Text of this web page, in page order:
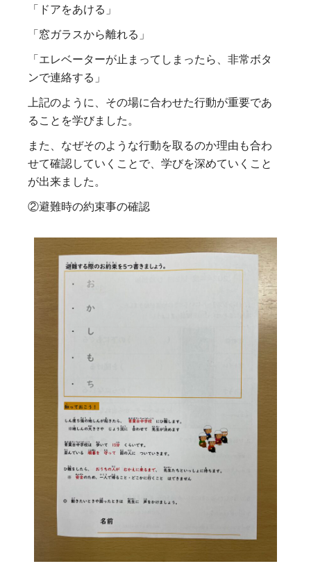
「ドアをあける」
「窓ガラスから離れる」
「エレベーターが止まってしまったら、非常ボタ
ンで連絡する」
上記のように、その場に合わせた行動が重要であ
ることを学びました。
また、なぜそのような行動を取るのか理由も合わ
せて確認していくことで、学びを深めていくこと
が出来ました。
②避難時の約束事の確認